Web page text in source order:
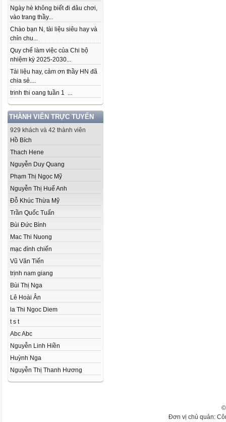
Ngày hè không biết đi đâu chơi,
vào trang thầy...
Chào bạn N, tài liệu siêu hay và
chỉn chu...
Quy chế làm việc của Chi bộ
nhiệm kỳ 2025-2030...
Tài liệu hay, cảm ơn thầy HN đã
chia sẻ....
trinh thi oang tuần 1 ...
THÀNH VIÊN TRỰC TUYẾN
929 khách và 42 thành viên
Hồ Bích
Thach Hene
Nguyễn Duy Quang
Phạm Thị Ngọc Mỹ
Nguyễn Thị Huế Anh
Đỗ Khúc Thừa Mỹ
Trần Quốc Tuấn
Bùi Đức Bình
Mac Thi Nuong
mạc đình chiến
Vũ Văn Tiến
trịnh nam giang
Bùi Thị Nga
Lê Hoài Ân
la Thi Ngoc Diem
t s t
Abc Abc
Nguyễn Linh Hiền
Huỳnh Nga
Nguyễn Thị Thanh Hương
Đơn vị chủ quản: